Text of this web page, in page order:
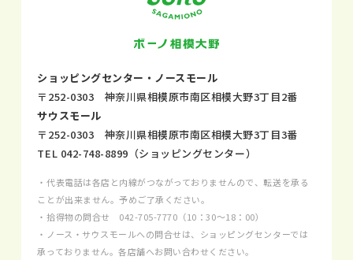
ショッピングセンター・ノースモール
〒252-0303 神奈川県相模原市南区相模大野3丁目2番
サウスモール
〒252-0303 神奈川県相模原市南区相模大野3丁目3番
TEL 042-748-8899 （ショッピングセンター）
・代表電話は各店と内線がつながっておりませんので、転送を承る
ことが出来ません。予めご了承ください。
・拾得物の問合せ 042-705-7770 （10：30～18：00）
・ノース・サウスモールへの問合せは、ショッピングセンターでは
承っておりません。各店舗へお問い合わせください。